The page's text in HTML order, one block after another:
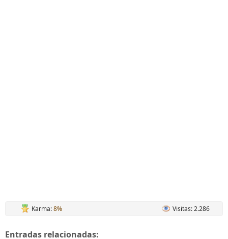
Karma:8% Visitas: 2.286
Entradas relacionadas: